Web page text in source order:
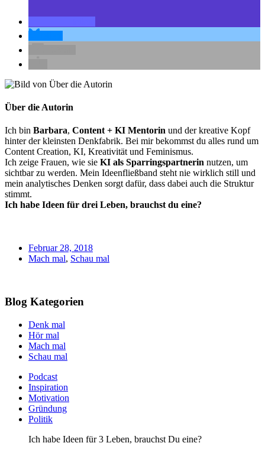
Über die Autorin
Ich bin Barbara, Content + KI Mentorin und der kreative Kopf
hinter der kleinsten Denkfabrik. Bei mir bekommst du alles rund um
Content Creation, KI, Kreativität und Feminismus.
Ich zeige Frauen, wie sie KI als Sparringspartnerin nutzen, um
sichtbar zu werden. Mein Ideenfließband steht nie wirklich still und
mein analytisches Denken sorgt dafür, dass dabei auch die Struktur
stimmt.
Ich habe Ideen für drei Leben, brauchst du eine?
Februar 28, 2018
Mach mal, Schau mal
Blog Kategorien
Denk mal
Hör mal
Mach mal
Schau mal
Podcast
Inspiration
Motivation
Gründung
Politik
Ich habe Ideen für 3 Leben, brauchst Du eine?